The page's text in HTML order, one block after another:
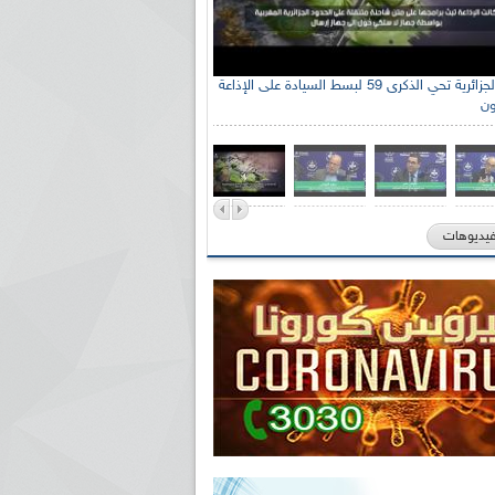
الإذاعة الجزائرية تحي الذكرى 59 لبسط السيادة على الإذاعة